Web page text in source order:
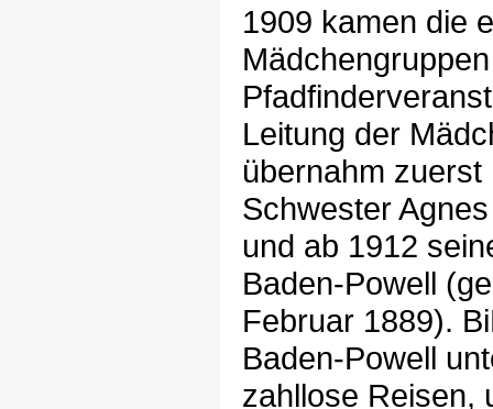
1909 kamen die
Leitung der
übernahm zuerst
Schwester
und ab 1912
Baden-Powell
Februar 1889).
Baden-Powell
zahllose Reisen,